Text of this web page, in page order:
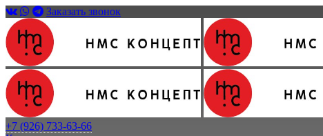
Заказать звонок
+7 (926) 733-63-66